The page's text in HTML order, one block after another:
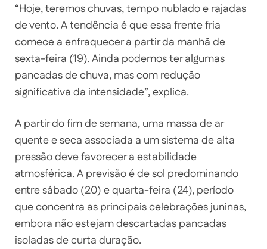
“Hoje, teremos chuvas, tempo nublado e rajadas
de vento. A tendência é que essa frente fria
comece a enfraquecer a partir da manhã de
sexta-feira (19). Ainda podemos ter algumas
pancadas de chuva, mas com redução
significativa da intensidade”, explica.
A partir do fim de semana, uma massa de ar
quente e seca associada a um sistema de alta
pressão deve favorecer a estabilidade
atmosférica. A previsão é de sol predominando
entre sábado (20) e quarta-feira (24), período
que concentra as principais celebrações juninas,
embora não estejam descartadas pancadas
isoladas de curta duração.